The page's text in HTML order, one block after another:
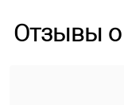
Отзывы о